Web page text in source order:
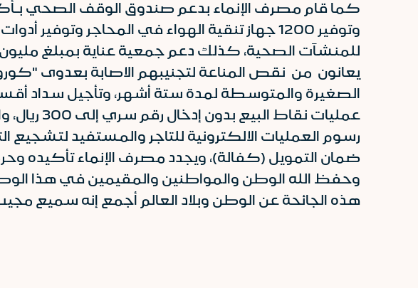
كما قام مصرف الإنماء بدعم صندوق الوقف الصحي
وتوفير 1200 جهاز تنقية الهواء في المحاجر
للمنشآت الصحية، كذلك دعم جمعية عناية بمبلغ
يعانون من نقص المناعة لتجنيبهم الاصابة بعدوى
الصغيرة والمتوسطة لمدة ستة أشهر، وتأجيل سداد
عمليات
رسوم العمليات الالكترونية للتاجر والمستفيد لتشجيع
ضمان التمويل (كفالة)، ويجدد مصرف الإنماء
وحفظ الله الوطن والمواطنين والمقيمين في هذا
هذه الجائحة عن الوطن وبلاد العالم أجمع إنه سميع